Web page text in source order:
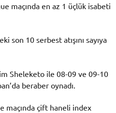
maçında en az 1 üçlük isabeti
son 10 serbest atışını sayıya
Sheleketo ile 08-09 ve 09-10
beraber oynadı.
maçında çift haneli index